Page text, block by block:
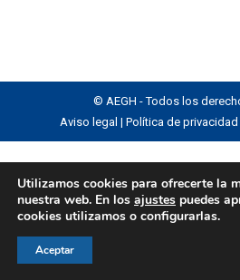
© AEGH - Todos los
Aviso legal | Política de privacidad
Utilizamos cookies para ofrecerte la
nuestra web. En los ajustes puedes
cookies utilizamos o configurarlas.
Aceptar